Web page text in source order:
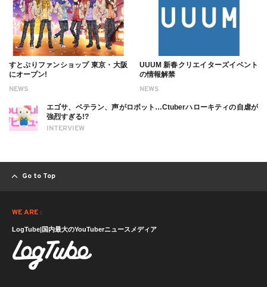
NEWS
すとぷりファンショップ 東京・大阪
にオープン!
NEWS
UUUM 新春クリエイターズイベント
の情報解禁
INTERVIEW
エゴサ、ベテラン、声がロボット…Ctuberハローキティの自虐が
強烈すぎる!?
Go to Top
WE ARE :
LogTube|国内最大のYouTuberニュースメディア